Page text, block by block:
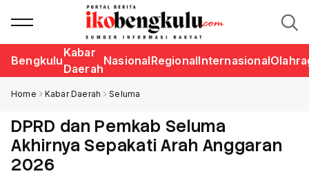
Bengkulu
Kabar
Daerah
NasionalRegionalInternasional
Home Kabar Daerah Seluma
DPRD dan Pemkab Seluma
Akhirnya Sepakati Arah Anggaran
2026